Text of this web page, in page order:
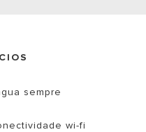
sempre
wi-fi